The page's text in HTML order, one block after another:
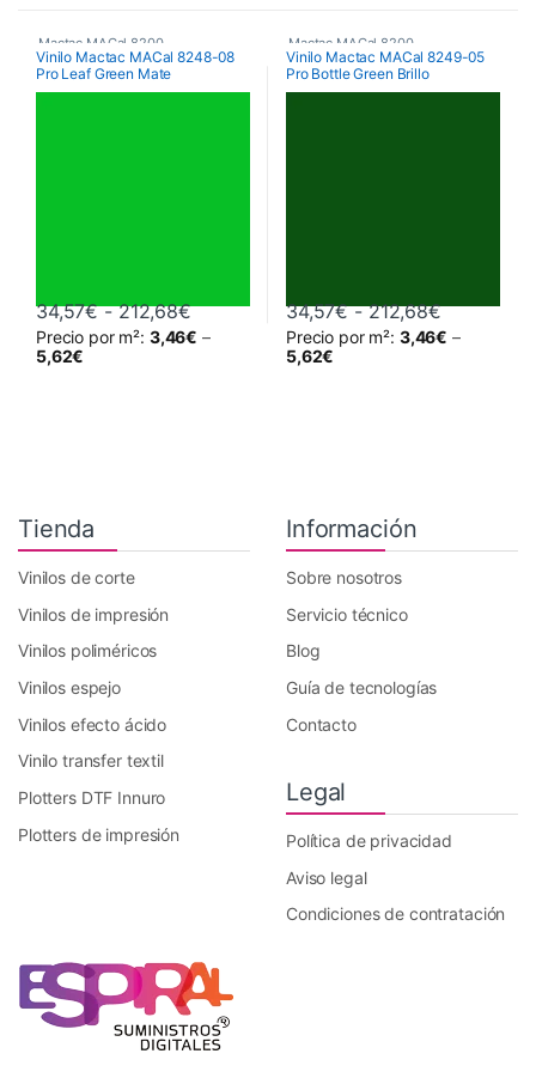
Mactac MACal 8200
Vinilo Mactac MACal 8248-08
Pro Leaf Green Mate
34,57€ - 212,68€Rango de precios: desde 34,57€
Precio por m²: 3,46€ –
5,62€
Este producto tiene múltiples variantes. Las opciones se
Mactac MACal 8200
Vinilo Mactac MACal 8249-05
Pro Bottle Green Brillo
34,57€ - 212,68€Rango de
Precio por m²: 3,46€ –
5,62€
Este producto tiene múltiples
Tienda
Vinilos de corte
Vinilos de impresión
Vinilos poliméricos
Vinilos espejo
Vinilos efecto ácido
Vinilo transfer textil
Plotters DTF Innuro
Plotters de impresión
Información
Sobre nosotros
Servicio técnico
Blog
Guía de tecnologías
Contacto
Legal
Política de privacidad
Aviso legal
Condiciones de contratación